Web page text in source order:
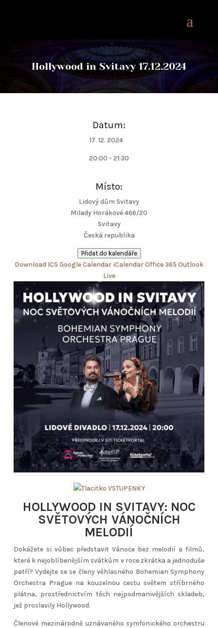
Hollywood in Svitavy 17.12.2024
Datum:
17. 12. 2024
20:00 - 21:30
Místo:
Lidový dům Svitavy
Milady Horákové 466/20
Svitavy
Česká republika
Přidat do kalendáře
Download ICS Google Calendar iCalendarOffice 365 Outlook
Live
HOLLYWOOD IN SVITAVY: NOC
SVĚTOVÝCH VÁNOČNÍCH
MELODIÍ
Dokážete si vůbec představit Vánoce bez melodií a filmů,
které k nejoblíbenějším svátkům v roce zkrátka a jednoduše
patří? Vydejte se se členy věhlasného Bohemian Symphony
Orchestra Prague na kouzelnou cestu světem stříbrného
plátna, prostřednictvím těch nejpodmanivějších skladeb,
jež proslavily Hollywood.
Členové mezinárodně uznávaného symfonického orchestru